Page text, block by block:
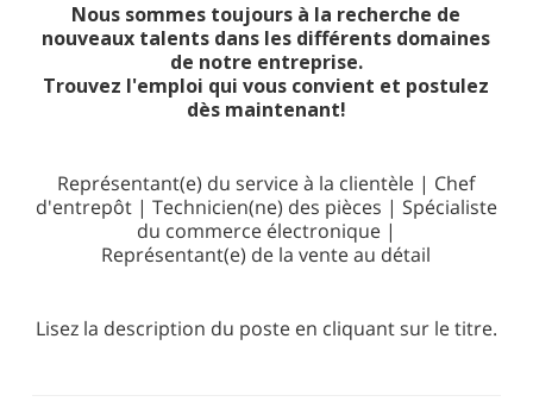
Nous sommes toujours à la recherche de
nouveaux talents dans les différents domaines
de notre entreprise.
Trouvez l'emploi qui vous convient et postulez
dès maintenant!
Représentant(e) du service à la clientèle | Chef
d'entrepôt| Technicien(ne) des pièces | Spécialiste
du commerce électronique|
Représentant(e) de la vente au détail
Lisez la description du poste en cliquant sur le titre.